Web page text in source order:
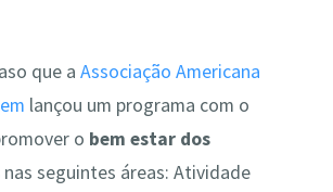
que a Associação Americana
lançou um programa com o
o bem estar dos
nas seguintes áreas: Atividade